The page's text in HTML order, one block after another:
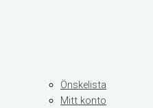
Önskelista
Mitt konto